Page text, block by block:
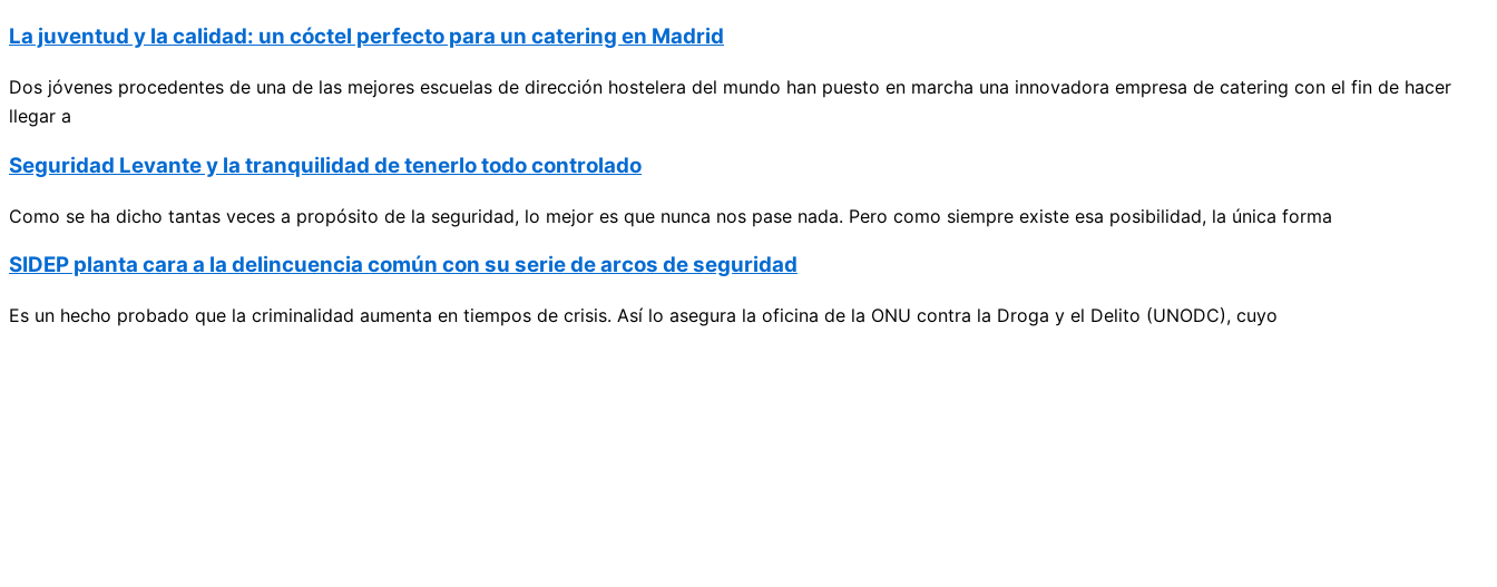
La juventud y la calidad: un cóctel perfecto para un catering en Madrid
Dos jóvenes procedentes de una de las mejores escuelas de dirección hostelera del mundo han puesto en marcha una innovadora empresa de catering con el fin de hacer
llegar a
Seguridad Levante y la tranquilidad de tenerlo todo controlado
Como se ha dicho tantas veces a propósito de la seguridad, lo mejor es que nunca nos pase nada. Pero como siempre existe esa posibilidad, la única forma
SIDEP planta cara a la delincuencia común con su serie de arcos de seguridad
Es un hecho probado que la criminalidad aumenta en tiempos de crisis. Así lo asegura la oficina de la ONU contra la Droga y el Delito (UNODC), cuyo